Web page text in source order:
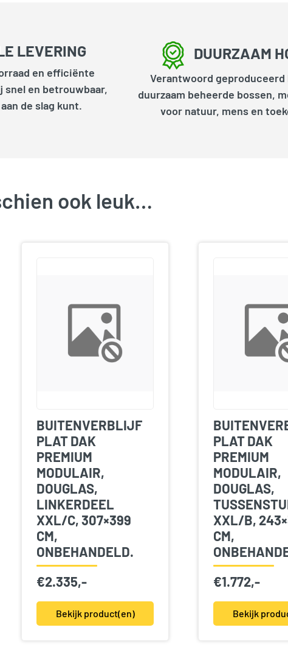
LEVERING
en efficiënte
en betrouwbaar,
de slag kunt.
DUURZAAM
Verantwoord
duurzaam beheerde bossen,
voor natuur, mens en
ook leuk…
BUITENVERBLIJF
PLAT DAK
PREMIUM
MODULAIR,
DOUGLAS,
LINKERDEEL
XXL/C, 307×399
CM,
ONBEHANDELD.
€2.335,-
Bekijk product(en)
PLAT DAK
PREMIUM
MODULAIR,
DOUGLAS,
XXL/B,
CM,
€1.772,-
Bekijk